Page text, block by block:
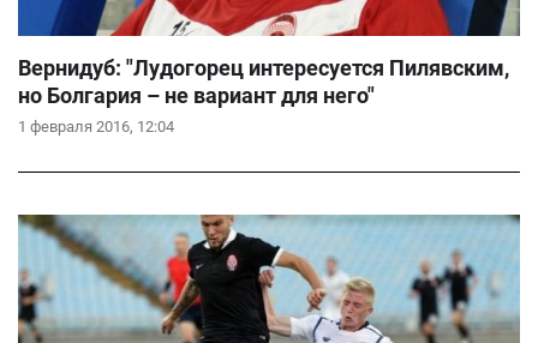
UK
1 февраля 2016, 12:04
Вернидуб: "Лудогорец интересуется Пилявским,
но Болгария – не вариант для него"